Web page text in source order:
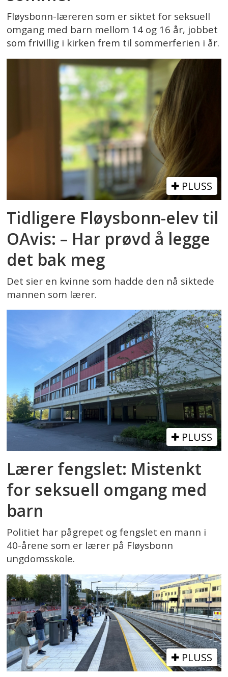
Fløysbonn-læreren som er siktet for seksuell
omgang med barn mellom 14 og 16 år, jobbet
som frivillig i kirken frem til sommerferien i år.
PLUSS
Tidligere Fløysbonn-elev til
OAvis: – Har prøvd å legge
det bak meg
Det sier en kvinne som hadde den nå siktede
mannen som lærer.
PLUSS
Lærer fengslet: Mistenkt
for seksuell omgang med
barn
Politiet har pågrepet og fengslet en mann i
40-årene som er lærer på Fløysbonn
ungdomsskole.
PLUSS